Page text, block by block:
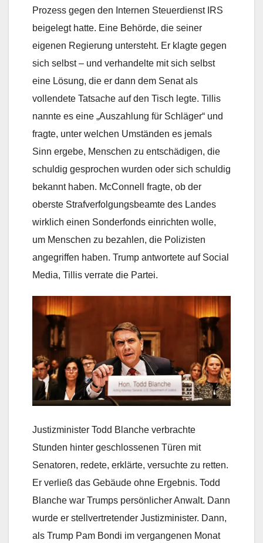
Prozess gegen den Internen Steuerdienst IRS
beigelegt hatte. Eine Behörde, die seiner
eigenen Regierung untersteht. Er klagte gegen
sich selbst – und verhandelte mit sich selbst
eine Lösung, die er dann dem Senat als
vollendete Tatsache auf den Tisch legte. Tillis
nannte es eine „Auszahlung für Schläger“ und
fragte, unter welchen Umständen es jemals
Sinn ergebe, Menschen zu entschädigen, die
schuldig gesprochen wurden oder sich schuldig
bekannt haben. McConnell fragte, ob der
oberste Strafverfolgungsbeamte des Landes
wirklich einen Sonderfonds einrichten wolle,
um Menschen zu bezahlen, die Polizisten
angegriffen haben. Trump antwortete auf Social
Media, Tillis verrate die Partei.
Justizminister Todd Blanche verbrachte
Stunden hinter geschlossenen Türen mit
Senatoren, redete, erklärte, versuchte zu retten.
Er verließ das Gebäude ohne Ergebnis. Todd
Blanche war Trumps persönlicher Anwalt. Dann
wurde er stellvertretender Justizminister. Dann,
als Trump Pam Bondi im vergangenen Monat